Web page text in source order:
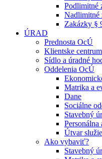
Podlimitné
Nadlimitné
Zakázky §
ÚRAD
Prednosta OcÚ
Klientske
Sídlo a úradné
Oddelenia OcÚ
Matrika a
Dane
Sociálne
Stavebný
Personálna
Útvar
Ako vybaviť?
Stavebný